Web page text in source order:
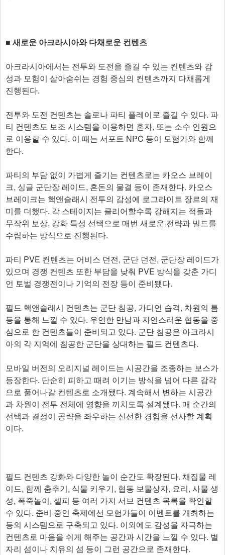
■ 새로운 아크라시아와 다채로운 컨텐츠
아크라시아에서는 전투와 도전을 즐길 수 있는 컨텐츠와 감
성과 모험이 살아숨쉬는 경험 중심의 컨텐츠까지 다채롭게
진행된다.
전투와 도전 컨텐츠는 솔로나 파티 플레이로 즐길 수 있다. 파
티 컨텐츠도 보조 시스템을 이용하면 혼자, 또는 소수 인원으
로 이용할 수 있다. 이 때는 서포트 NPC 등이 모험가와 함께
한다.
파티의 부담 없이 가볍게 즐기는 컨텐츠로는 카오스 브레이
크, 싱글 군단장 레이드, 혼돈의 물결 등이 존재한다. 카오스
브레이크는 핵앤슬래시 전투의 감성에 로그라이트 장르의 재
미를 더했다. 각 스테이지는 클리어할수록 강해지는 적들과
무작위 보상, 강화 특성 선택으로 매번 새로운 전략과 빌드를
수립하는 방식으로 진행된다.
파티 PVE 컨텐츠는 어비스 던전, 군단 던전, 군단장 레이드가
있으며 경쟁 컨텐츠 또한 부담을 낮춰 PVE 방식을 갖춘 가디
언 토벌 경쟁전이나 기억의 전장 등이 준비됐다.
필드 핵앤슬래시 컨텐츠는 군단 침공, 가디언 습격, 차원의 틈
등을 통해 느낄 수 있다. 우연한 만남과 자연스러운 협동을 중
심으로 한 컨텐츠들이 준비되고 있다. 군단 침공은 아크라시
아의 각 지역에 침공한 군단을 상대하는 필드 컨텐츠다.
모바일 버전의 오리지널 레이드는 시공간을 조종하는 보스가
등장한다. 단순히 피하고 때려 이기는 방식을 넘어 다른 감각
으로 풀어나갈 컨텐츠로 소개됐다. 계속해서 변하는 시공간
과 차원이 전투 전체에 영향을 끼치도록 설계됐다. 매 순간의
선택과 결정이 공략을 좌우하는 신선한 경험을 선사할 계획
이다.
필드 컨텐츠 강화와 다양한 놀이 순간도 확장된다. 채집물 레
이드, 함께 춤추기, 식물 키우기, 협동 보물상자, 요리, 사물 생
성, 폭죽놀이, 셀피 등 여러 가지 서브 컨텐츠 목록을 확인할
수 있다. 준비 중인 축제에선 모험가들이 이벤트를 개최하는
등의 시스템으로 구축되고 있다. 이외에도 감성을 자극하는
컨텐츠로 마음을 쉬게 해주는 공간과 시간을 느낄 수 있다. 별
자리 섬이나 치유의 섬 등이 그런 공간으로 존재한다.